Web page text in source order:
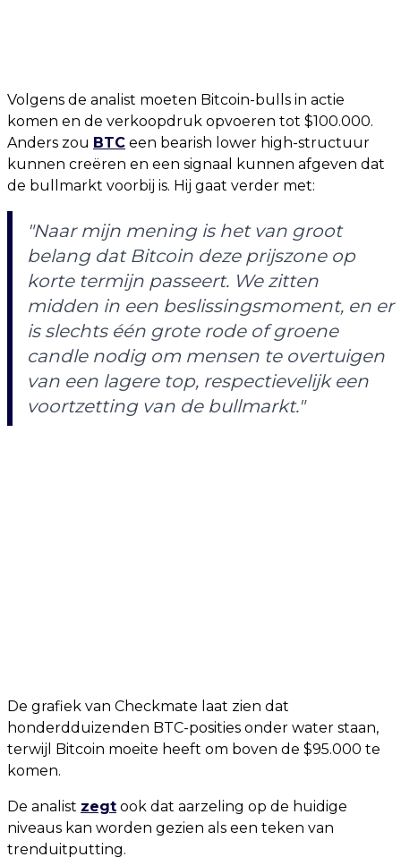
Volgens de analist moeten Bitcoin-bulls in actie
komen en de verkoopdruk opvoeren tot $100.000.
Anders zou BTC een bearish lower high-structuur
kunnen creëren en een signaal kunnen afgeven dat
de bullmarkt voorbij is. Hij gaat verder met:
"Naar mijn mening is het van groot
belang dat Bitcoin deze prijszone op
korte termijn passeert. We zitten
midden in een beslissingsmoment, en er
is slechts één grote rode of groene
candle nodig om mensen te overtuigen
van een lagere top, respectievelijk een
voortzetting van de bullmarkt."
De grafiek van Checkmate laat zien dat
honderdduizenden BTC-posities onder water staan,
terwijl Bitcoin moeite heeft om boven de $95.000 te
komen.
De analist zegt ook dat aarzeling op de huidige
niveaus kan worden gezien als een teken van
trenduitputting.